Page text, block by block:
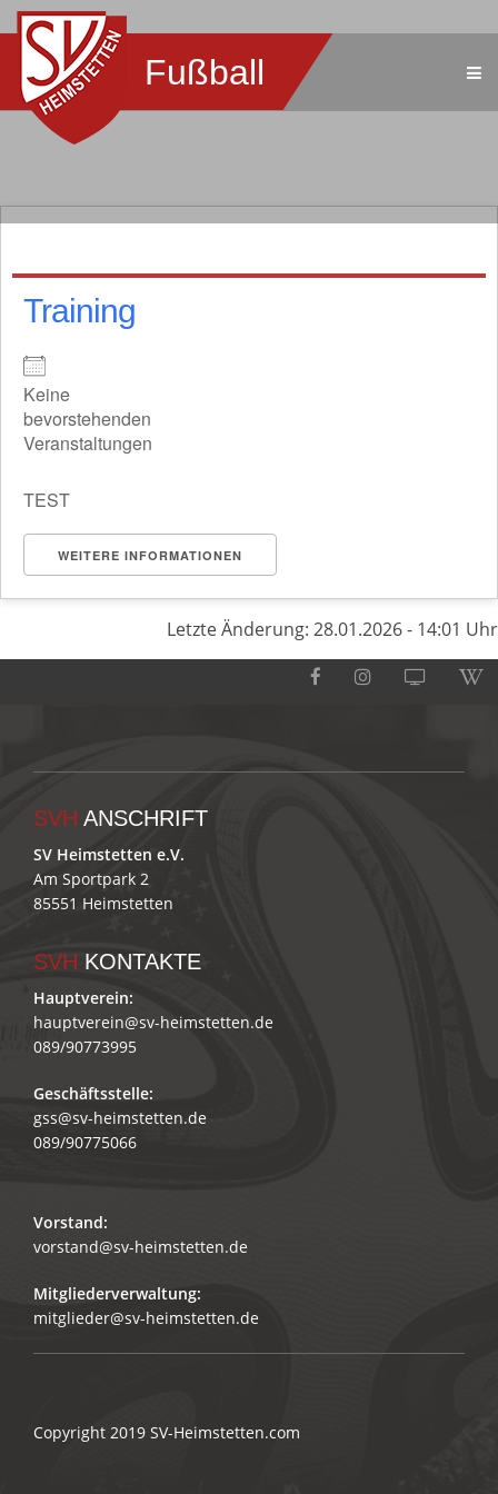
Fußball
Training
Keine
bevorstehenden
Veranstaltungen
TEST
WEITERE INFORMATIONEN
Letzte Änderung: 28.01.2026 - 14:01 Uhr
SVH ANSCHRIFT
SV Heimstetten e.V.
Am Sportpark 2
85551 Heimstetten
SVH KONTAKTE
Hauptverein:
hauptverein@sv-heimstetten.de
089/90773995
Geschäftsstelle:
gss@sv-heimstetten.de
089/90775066
Vorstand:
vorstand@sv-heimstetten.de
Mitgliederverwaltung:
mitglieder@sv-heimstetten.de
Copyright 2019 SV-Heimstetten.com